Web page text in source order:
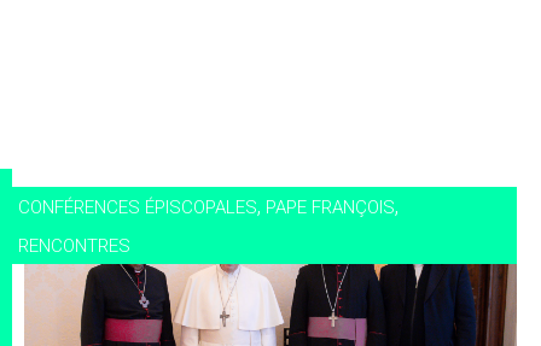
CONFÉRENCES ÉPISCOPALES, PAPE FRANÇOIS,
RENCONTRES